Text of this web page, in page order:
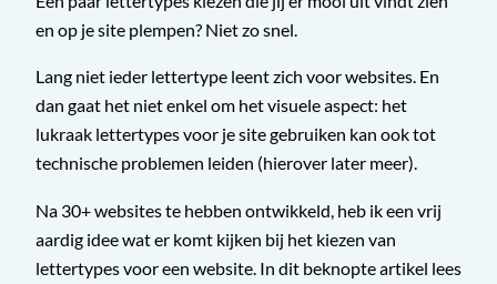
en op je site plempen? Niet zo snel.
Lang niet ieder lettertype leent zich voor websites. En
dan gaat het niet enkel om het visuele aspect: het
lukraak lettertypes voor je site gebruiken kan ook tot
technische problemen leiden (hierover later meer).
Na 30+ websites te hebben ontwikkeld, heb ik een vrij
aardig idee wat er komt kijken bij het kiezen van
lettertypes voor een website. In dit beknopte artikel lees